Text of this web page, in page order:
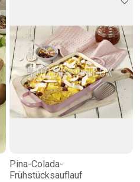
Pina-Colada-
Frühstücksauflauf